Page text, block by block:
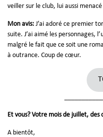
veiller sur le club, lui aussi menacé
Mon avis: J’ai adoré ce premier
suite. J’ai aimé les personnages,
malgré le fait que ce soit une
à outrance. Coup de cœur.
Et vous? Votre mois de juillet, des
A bientôt,